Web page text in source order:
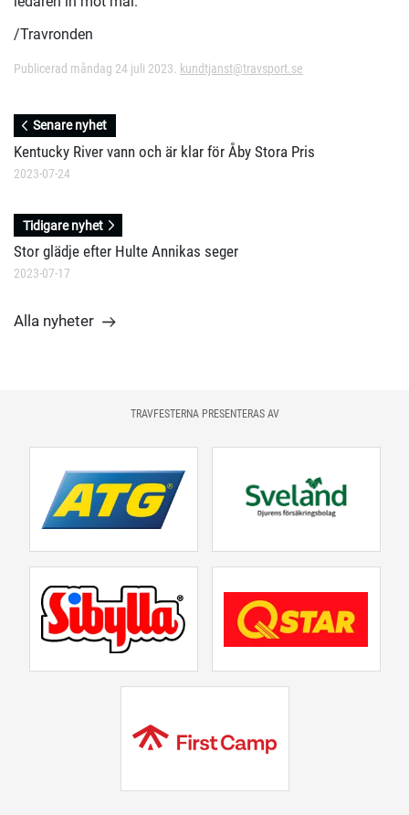
/Travronden
Publicerad måndag 24 juli 2023. kundtjanst@travsport.se
Senare nyhet
Kentucky River vann och är klar för Åby Stora Pris
2023-07-24
Tidigare nyhet
Stor glädje efter Hulte Annikas seger
2023-07-17
Alla nyheter
TRAVFESTERNA PRESENTERAS AV